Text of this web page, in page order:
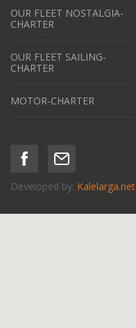
OUR FLEET NOSTALGIA-
CHARTER
OUR FLEET SAILING-
CHARTER
MOTOR-CHARTER
Developed by: Kalelarga.net